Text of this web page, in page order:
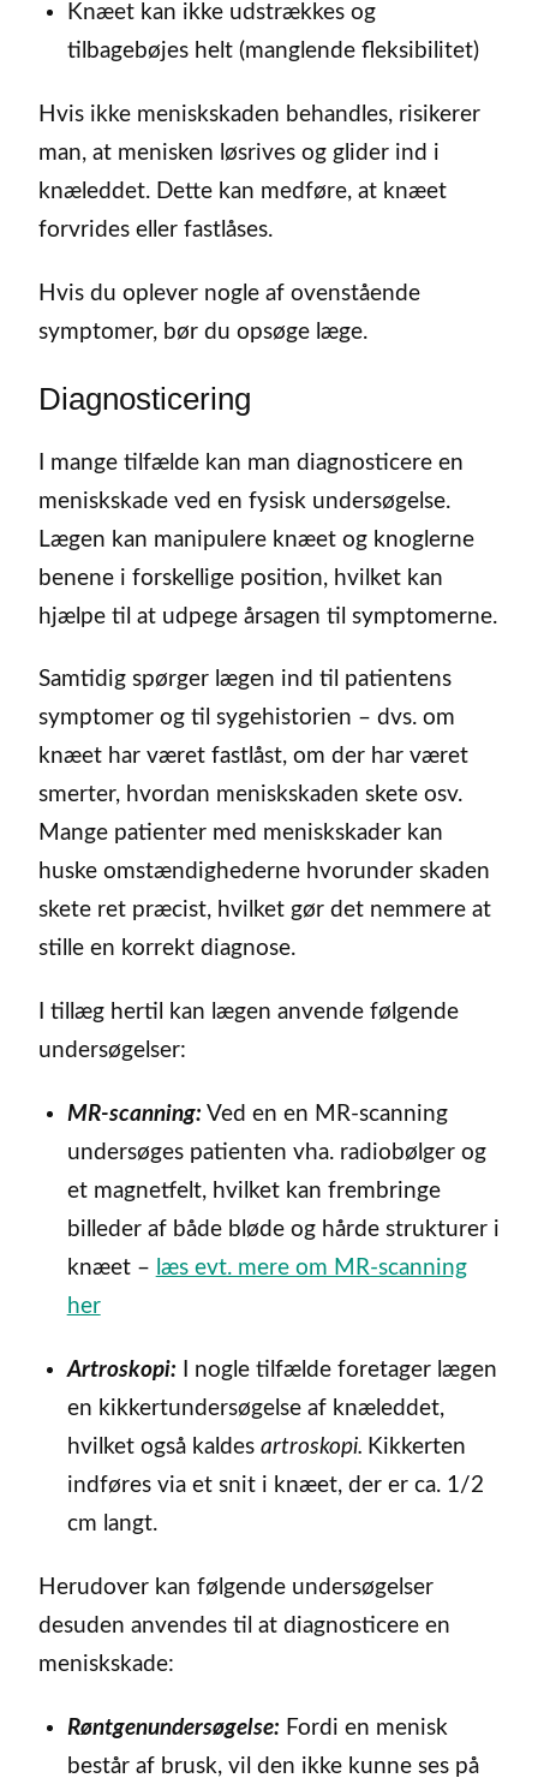
Knæet kan ikke udstrækkes og
tilbagebøjes helt (manglende fleksibilitet)
Hvis ikke meniskskaden behandles, risikerer
man, at menisken løsrives og glider ind i
knæleddet. Dette kan medføre, at knæet
forvrides eller fastlåses.
Hvis du oplever nogle af ovenstående
symptomer, bør du opsøge læge.
Diagnosticering
I mange tilfælde kan man diagnosticere en
meniskskade ved en fysisk undersøgelse.
Lægen kan manipulere knæet og knoglerne
benene i forskellige position, hvilket kan
hjælpe til at udpege årsagen til symptomerne.
Samtidig spørger lægen ind til patientens
symptomer og til sygehistorien – dvs. om
knæet har været fastlåst, om der har været
smerter, hvordan meniskskaden skete osv.
Mange patienter med meniskskader kan
huske omstændighederne hvorunder skaden
skete ret præcist, hvilket gør det nemmere at
stille en korrekt diagnose.
I tillæg hertil kan lægen anvende følgende
undersøgelser:
MR-scanning: Ved en en MR-scanning
undersøges patienten vha. radiobølger og
et magnetfelt, hvilket kan frembringe
billeder af både bløde og hårde strukturer i
knæet – læs evt. mere om MR-scanning
her
Artroskopi: I nogle tilfælde foretager lægen
en kikkertundersøgelse af knæleddet,
hvilket også kaldes artroskopi. Kikkerten
indføres via et snit i knæet, der er ca. 1/2
cm langt.
Herudover kan følgende undersøgelser
desuden anvendes til at diagnosticere en
meniskskade:
Røntgenundersøgelse: Fordi en menisk
består af brusk, vil den ikke kunne ses på